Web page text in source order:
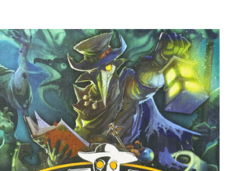
Una convinzione statisticamente
rischiosa, ma spesso irresistibile. Nel
Push Your Luck si è posti davanti a una
scelta ricorrente: fermarsi e conservare
quanto ottenut